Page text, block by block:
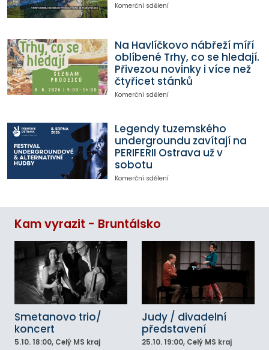
Komerční sdělení
Na Havlíčkovo nábřeží míří
oblíbené Trhy, co se hledají.
Přivezou novinky i více než
čtyřicet stánků
Komerční sdělení
Legendy tuzemského
undergroundu zavítají na
PERIFERII Ostrava už v
sobotu
Komerční sdělení
Kam vyrazit - Bruntálsko
Smetanovo trio/
koncert
5.10. 18:00, Celý MS kraj
Judy / divadelní
představení
25.10. 19:00, Celý MS kraj